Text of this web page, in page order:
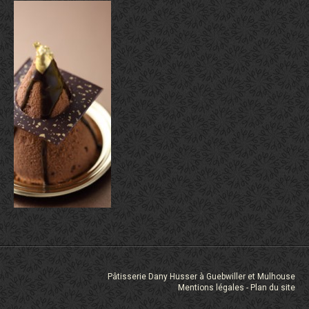
Pâtisserie Dany Husser à Guebwiller et Mulhouse
Mentions légales
Plan du site